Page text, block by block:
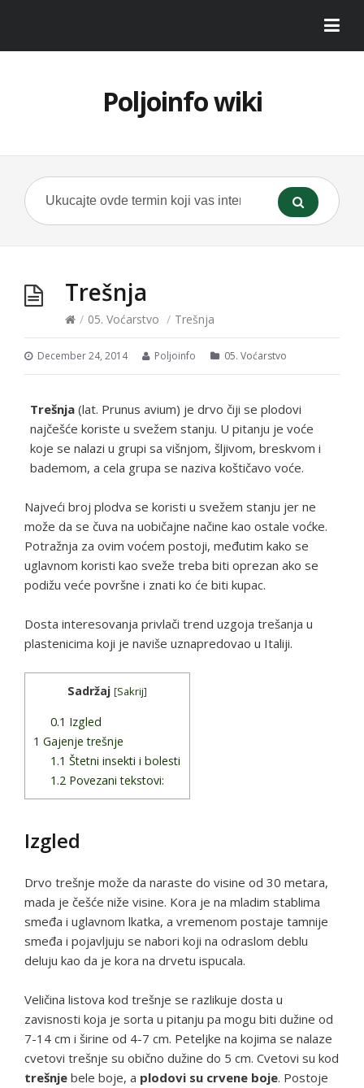
Poljoinfo wiki
Trešnja
/ 05. Voćarstvo / Trešnja
December 24, 2014 Poljoinfo 05. Voćarstvo
Trešnja (lat. Prunus avium) je drvo čiji se plodovi
najčešće koriste u svežem stanju. U pitanju je voće
koje se nalazi u grupi sa višnjom, šljivom, breskvom i
bademom, a cela grupa se naziva koštičavo voće.
Najveći broj plodva se koristi u svežem stanju jer ne
može da se čuva na uobičajne načine kao ostale voćke.
Potražnja za ovim voćem postoji, međutim kako se
uglavnom koristi kao sveže treba biti oprezan ako se
podižu veće površne i znati ko će biti kupac.
Dosta interesovanja privlači trend uzgoja trešanja u
plastenicima koji je naviše uznapredovao u Italiji.
Sadržaj [Sakrij]
0.1 Izgled
1 Gajenje trešnje
1.1 Štetni insekti i bolesti
1.2 Povezani tekstovi:
Izgled
Drvo trešnje može da naraste do visine od 30 metara,
mada je češće niže visine. Kora je na mladim stablima
smeđa i uglavnom lkatka, a vremenom postaje tamnije
smeđa i pojavljuju se nabori koji na odraslom deblu
deluju kao da je kora na drvetu ispucala.
Veličina listova kod trešnje se razlikuje dosta u
zavisnosti koja je sorta u pitanju pa mogu biti dužine od
7-14 cm i širine od 4-7 cm. Peteljke na kojima se nalaze
cvetovi trešnje su obično dužine do 5 cm. Cvetovi su kod
trešnje bele boje, a plodovi su crvene boje. Postoje